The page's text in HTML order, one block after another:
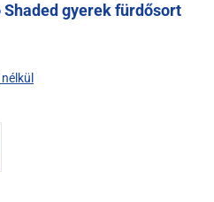
Shaded gyerek fürdősort